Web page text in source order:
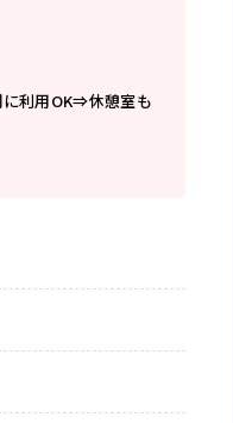
に利用OK⇒休憩室も